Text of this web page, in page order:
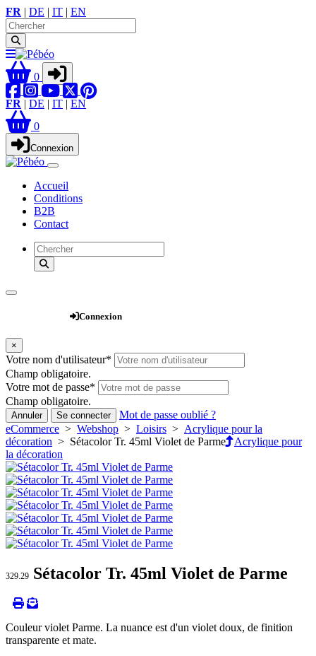
FR | DE | IT | EN
0
FR | DE | IT | EN
0
Connexion
Accueil
Conditions
B2B
Contact
Connexion
×
Votre nom d'utilisateur*
Champ obligatoire.
Votre mot de passe*
Champ obligatoire.
Annuler Se connecter
Mot de passe oublié ?
eCommerce > Webshop > Loisirs > Acrylique pour la
décoration > Sétacolor Tr. 45ml Violet de Parme
Acrylique pour
la décoration
329.29 Sétacolor Tr. 45ml Violet de Parme
Couleur violet Parme. La nuance est d'un violet doux, de finition
transparente et mate.